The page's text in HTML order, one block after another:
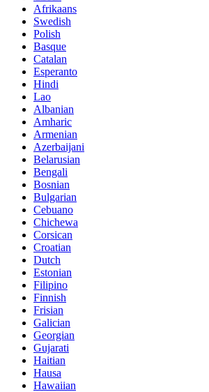
Afrikaans
Swedish
Polish
Basque
Catalan
Esperanto
Hindi
Lao
Albanian
Amharic
Armenian
Azerbaijani
Belarusian
Bengali
Bosnian
Bulgarian
Cebuano
Chichewa
Corsican
Croatian
Dutch
Estonian
Filipino
Finnish
Frisian
Galician
Georgian
Gujarati
Haitian
Hausa
Hawaiian